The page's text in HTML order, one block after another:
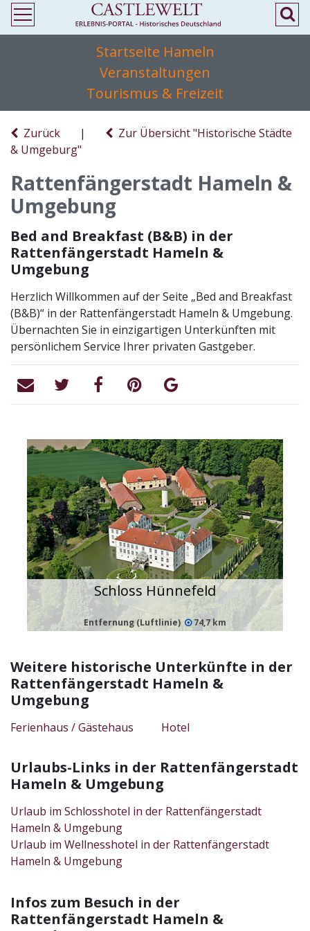
Startseite Hameln
Veranstaltungen
Tourismus & Freizeit
Zurück |
Zur Übersicht "Historische Städte
& Umgeburg"
Rattenfängerstadt Hameln &
Umgebung
Bed and Breakfast (B&B) in der
Rattenfängerstadt Hameln &
Umgebung
Herzlich Willkommen auf der Seite „Bed and Breakfast
(B&B)“ in der Rattenfängerstadt Hameln & Umgebung.
Übernachten Sie in einzigartigen Unterkünften mit
persönlichem Service Ihrer privaten Gastgeber.
Schloss Hünnefeld
Entfernung (Luftlinie) 74,7 km
Weitere historische Unterkünfte in der
Rattenfängerstadt Hameln &
Umgebung
Ferienhaus / Gästehaus Hotel
Urlaubs-Links in der Rattenfängerstadt
Hameln & Umgebung
Urlaub im Schlosshotel in der Rattenfängerstadt
Hameln & Umgebung
Urlaub im Wellnesshotel in der Rattenfängerstadt
Hameln & Umgebung
Infos zum Besuch in der
Rattenfängerstadt Hameln &